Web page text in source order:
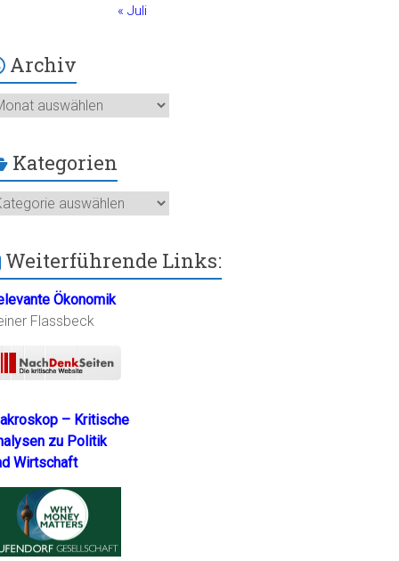
« Juli
Archiv
Kategorien
Weiterführende Links:
Ökonomik
Flassbeck
– Kritische
zu Politik
Wirtschaft